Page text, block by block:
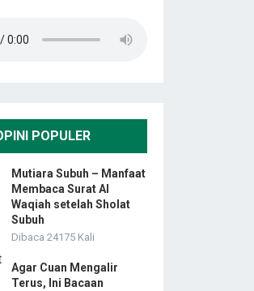
POPULER
Mutiara Subuh – Manfaat
Membaca Surat Al
Waqiah setelah Sholat
Subuh
Dibaca 24175 Kali
Agar Cuan Mengalir
Terus, Ini Bacaan